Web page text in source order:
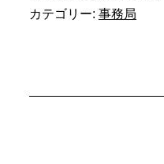
カテゴリー: 事務局